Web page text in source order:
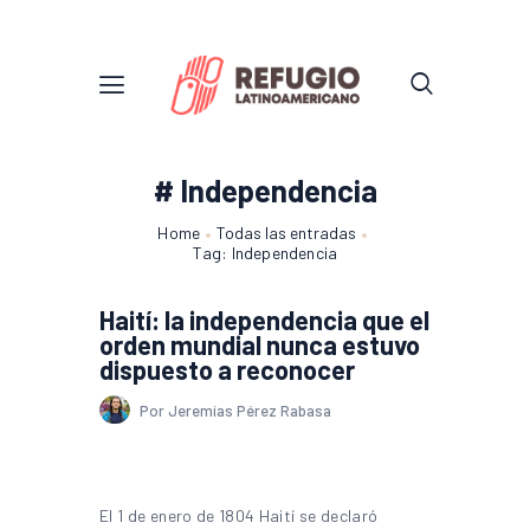
# Independencia
Home
Todas las entradas
Tag: Independencia
Haití: la independencia que el
orden mundial nunca estuvo
dispuesto a reconocer
Por Jeremías Pérez Rabasa
El 1 de enero de 1804 Haití se declaró